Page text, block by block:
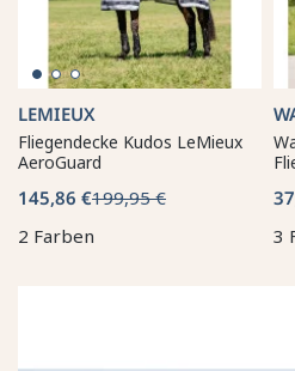
LEMIEUX
Fliegendecke Kudos LeMieux
AeroGuard
145,86 €199,95 €
2 Farben
3